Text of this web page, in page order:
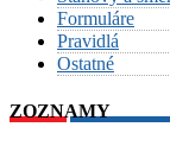
Formuláre
Pravidlá
Ostatné
ZOZNAMY